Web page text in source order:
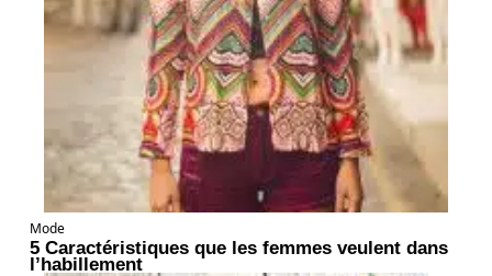
Mode
5 Caractéristiques que les femmes veulent dans
l’habillement